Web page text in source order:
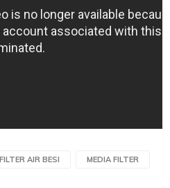
FILTER AIR BESI MEDIA FILTER